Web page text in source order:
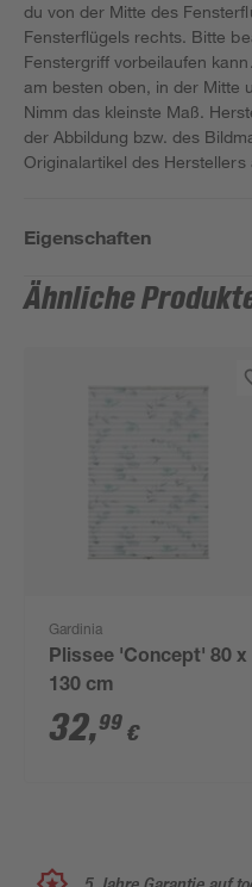
du von der Mitte des
Fensterflügels rechts. Bitte
Fenstergriff vorbeilaufen
am besten oben, in der Mitte
Nimm das kleinste Maß.
der Abbildung bzw. des
Originalartikel des Herstellers
Eigenschaften
Ähnliche
Gardinia
Plissee 'Concept' 80 x
130 cm
32,99 €